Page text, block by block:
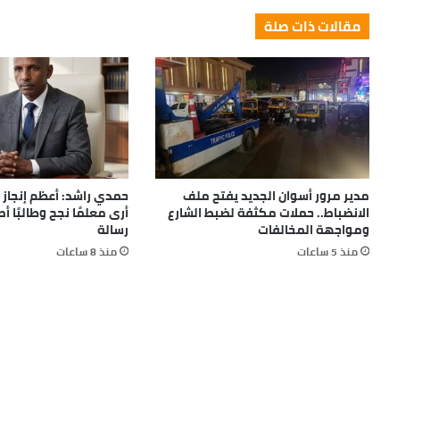
مقالات ذات صلة
مدير مرور أسوان الجديد يفتح ملف
الانضباط.. حملات مكثفة لضبط الشارع
ومواجهة المخالفات
منذ 5 ساعات
حمدي راشد: أعظم
أرى معلمًا نجح وطالبًا
رسالة
منذ 8 ساعات